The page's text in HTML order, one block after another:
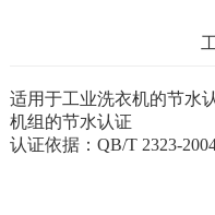
适用于工业洗衣机的节水
机组的节水认证
认证依据：QB/T 2323-